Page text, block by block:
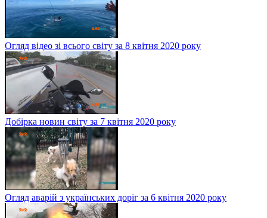
Огляд відео зі всього світу за 8 квітня 2020 року
Добірка новин світу за 7 квітня 2020 року
Огляд аварій з українських доріг за 6 квітня 2020 року